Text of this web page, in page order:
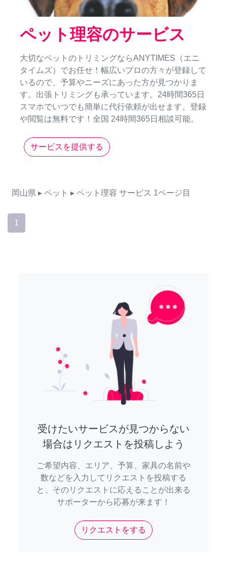
ペット理容のサービス
大切なペットのトリミングならANYTIMES（エニ
タイムズ）でお任せ！幅広いプロの方々が登録して
いるので、予算やニーズにあった方が見つかりま
す。出張トリミングも承っています。24時間365日
スマホでいつでも簡単に代行依頼が出せます。登録
や閲覧は無料です！全国 24時間365日相談可能。
サービスを提供する
岡山県 ▸ ペット ▸ ペット理容 サービス 1ページ目
1
受けたいサービスが見つからない
場合はリクエストを投稿しよう
ご希望内容、エリア、予算、家具の名前や
数などを入力してリクエストを投稿する
と、そのリクエストに応えることが出来る
サポーターから応募が来ます！
リクエストをする